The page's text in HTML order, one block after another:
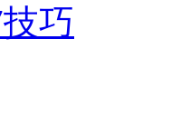
巧